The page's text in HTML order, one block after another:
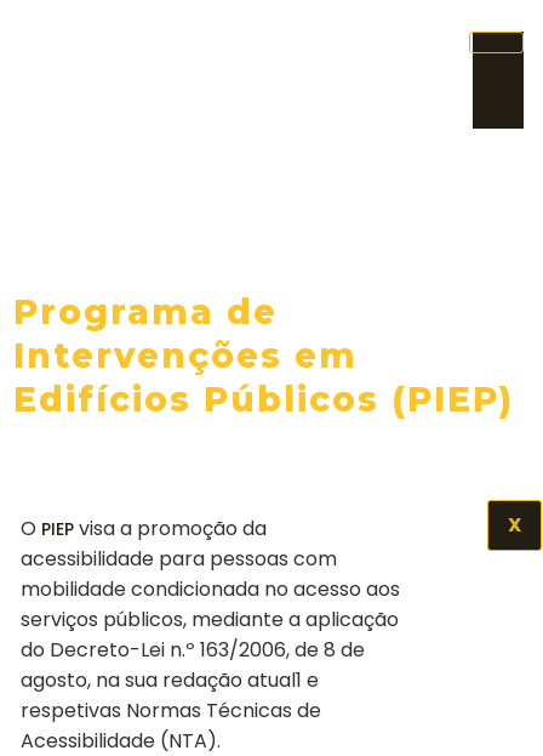
X
Programa de
Intervenções em
Edifícios Públicos (PIEP)
O PIEP visa a promoção da
acessibilidade para pessoas com
mobilidade condicionada no acesso aos
serviços públicos, mediante a aplicação
do Decreto-Lei n.º 163/2006, de 8 de
agosto, na sua redação atual1 e
respetivas Normas Técnicas de
Acessibilidade (NTA).